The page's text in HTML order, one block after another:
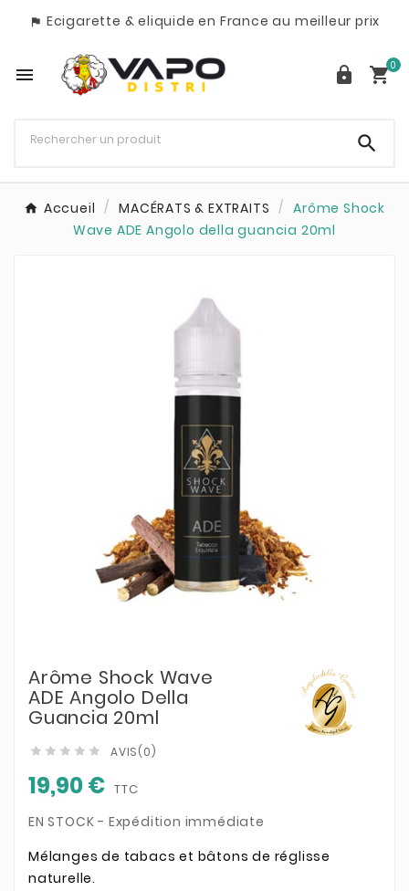
 Ecigarette & eliquide en France au meilleur prix
  0

Accueil MACÉRATS & EXTRAITS
Arôme Shock
Wave ADE Angolo della guancia 20ml
Arôme Shock Wave
ADE Angolo Della
Guancia 20ml
     AVIS(0)
19,90 € TTC
EN STOCK - Expédition immédiate
Mélanges de tabacs et bâtons de réglisse
naturelle.